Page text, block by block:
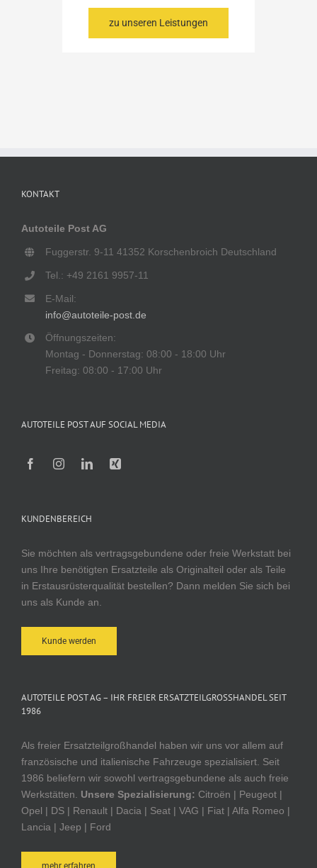
zu unseren Leistungen
KONTAKT
Autoteile Post AG
Fuggerstr. 9-11 41352 Korschenbroich Deutschland
Tel.: +49 2161 9957-11
E-Mail:
info@autoteile-post.de
Öffnungszeiten:
Montag - Donnerstag: 08:00 - 18:00 Uhr
Freitag: 08:00 - 17:00 Uhr
AUTOTEILE POST AUF SOCIAL MEDIA
KUNDENBEREICH
Sie möchten als vertragsgebundene oder freie Werkstatt bei
uns Ihre benötigten Ersatzteile als Originalteil oder als Teile
in Erstausrüsterqualität bestellen? Dann melden Sie sich bei
uns als Kunde an.
Kunde werden
AUTOTEILE POST AG – IHR FREIER ERSATZTEILGROSSHANDEL SEIT 1
986
Als freier Ersatzteilgroßhandel haben wir uns vor allem auf
französische und italienische Fahrzeuge spezialisiert. Seit
1986 beliefern wir sowohl vertragsgebundene als auch freie
Werkstätten. Unsere Spezialisierung: Citroën | Peugeot |
Opel | DS | Renault | Dacia | Seat | VAG | Fiat | Alfa Romeo |
Lancia | Jeep | Ford
mehr erfahren